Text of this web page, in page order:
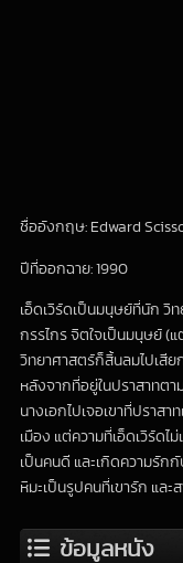
ชื่ออังกฤษ: Edward
ปีที่ออกฉาย: 1990
เอ็ดเวิร์ดเป็นมนุษย์ที่นัก วิ
กรรไกร จิตใจเป็นมนุษย์ (แ
วิทยาศาสตร์ก็สิ้นลมไปเสีย
หลังจากที่อยู่ในปราสาทตา
นางเอกไปเจอเขาที่ปราส
เมือง แต่ความที่เอ็ดเวิร์ด
เป็นคนดี และเกิดความรัก
หิมะเป็นรูปคนที่เขารัก แล
ข้อมูลหนัง